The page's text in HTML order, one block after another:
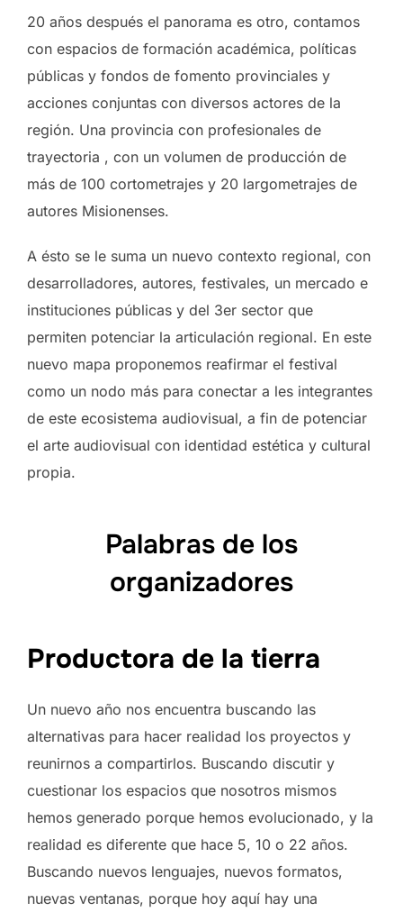
20 años después el panorama es otro, contamos
con espacios de formación académica, políticas
públicas y fondos de fomento provinciales y
acciones conjuntas con diversos actores de la
región. Una provincia con profesionales de
trayectoria , con un volumen de producción de
más de 100 cortometrajes y 20 largometrajes de
autores Misionenses.
A ésto se le suma un nuevo contexto regional, con
desarrolladores, autores, festivales, un mercado e
instituciones públicas y del 3er sector que
permiten potenciar la articulación regional. En este
nuevo mapa proponemos reafirmar el festival
como un nodo más para conectar a les integrantes
de este ecosistema audiovisual, a fin de potenciar
el arte audiovisual con identidad estética y cultural
propia.
Palabras de los
organizadores
Productora de la tierra
Un nuevo año nos encuentra buscando las
alternativas para hacer realidad los proyectos y
reunirnos a compartirlos. Buscando discutir y
cuestionar los espacios que nosotros mismos
hemos generado porque hemos evolucionado, y la
realidad es diferente que hace 5, 10 o 22 años.
Buscando nuevos lenguajes, nuevos formatos,
nuevas ventanas, porque hoy aquí hay una